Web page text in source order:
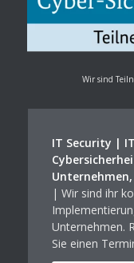
Wir sind
IT Security |
| Wir sind ihr
Unternehmen.
Sie einen